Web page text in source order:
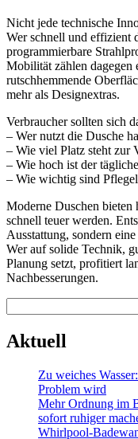
Nicht jede technische
Wer schnell und effizient
programmierbare
Mobilität zählen dagegen
rutschhemmende
mehr als Designextras.
Verbraucher sollten sich
– Wer nutzt die Dusche
– Wie viel Platz steht zur
– Wie hoch ist der
– Wie wichtig sind
Moderne Duschen bieten
schnell teuer werden.
Ausstattung, sondern
Wer auf solide Technik,
Planung setzt, profitiert
Nachbesserungen.
Aktuell
Zu weiches
Problem wird
Mehr Ordnung im
sofort ruhiger
Whirlpool-